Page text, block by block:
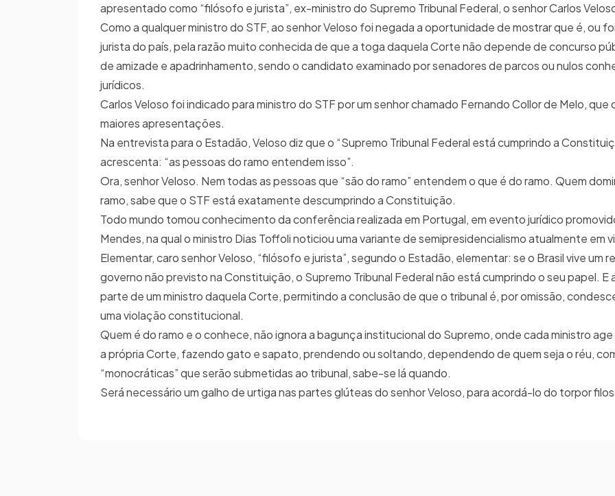
apresentado como “filósofo e jurista”, ex-ministro do Supremo Tribunal Federal, o senhor Carlos
Como a qualquer ministro do STF, ao senhor Veloso foi negada a oportunidade de mostrar que é, ou
jurista do país, pela razão muito conhecida de que a toga daquela Corte não depende de concurso
de amizade e apadrinhamento, sendo o candidato examinado por senadores de parcos ou nulos
jurídicos.
Carlos Veloso foi indicado para ministro do STF por um senhor chamado Fernando Collor de Melo, que
maiores apresentações.
Na entrevista para o Estadão, Veloso diz que o “Supremo Tribunal Federal está cumprindo a
acrescenta: “as pessoas do ramo entendem isso”.
Ora, senhor Veloso. Nem todas as pessoas que “são do ramo” entendem o que é do ramo. Quem
ramo, sabe que o STF está exatamente descumprindo a Constituição.
Todo mundo tomou conhecimento da conferência realizada em Portugal, em evento jurídico
Mendes, na qual o ministro Dias Toffoli noticiou uma variante de semipresidencialismo atualmente em
Elementar, caro senhor Veloso, “filósofo e jurista”, segundo o Estadão, elementar: se o Brasil vive um
governo não previsto na Constituição, o Supremo Tribunal Federal não está cumprindo o seu papel. E
parte de um ministro daquela Corte, permitindo a conclusão de que o tribunal é, por omissão,
uma violação constitucional.
Quem é do ramo e o conhece, não ignora a bagunça institucional do Supremo, onde cada ministro
a própria Corte, fazendo gato e sapato, prendendo ou soltando, dependendo de quem seja o réu,
“monocráticas” que serão submetidas ao tribunal, sabe-se lá quando.
Será necessário um galho de urtiga nas partes glúteas do senhor Veloso, para acordá-lo do torpor